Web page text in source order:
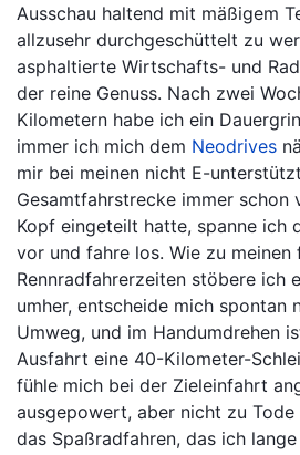
Ausschau haltend mit mäßigem
allzusehr durchgeschüttelt zu
asphaltierte Wirtschafts- und
der reine Genuss. Nach zwei
Kilometern habe ich ein
immer ich mich dem Neodrives
mir bei meinen nicht E-
Gesamtfahrstrecke immer schon
Kopf eingeteilt hatte, spanne ich
vor und fahre los. Wie zu meinen
Rennradfahrerzeiten stöbere ich
umher, entscheide mich spontan
Umweg, und im Handumdrehen
Ausfahrt eine 40-Kilometer-
fühle mich bei der Zieleinfahrt
ausgepowert, aber nicht zu
das Spaßradfahren, das ich